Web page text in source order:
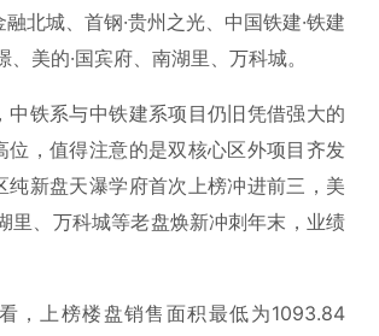
北城、首钢·贵州之光、中国铁建·铁建
、美的·国宾府、南湖里、万科城。
中铁系与中铁建系项目仍旧凭借强大的
位，值得注意的是双核心区外项目齐发
纯新盘天瀑学府首次上榜冲进前三，美
里、万科城等老盘焕新冲刺年末，业绩
，上榜楼盘销售面积最低为1093.84